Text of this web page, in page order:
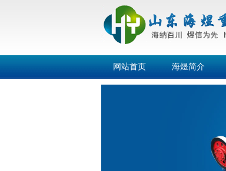
网站首页 海煜简介